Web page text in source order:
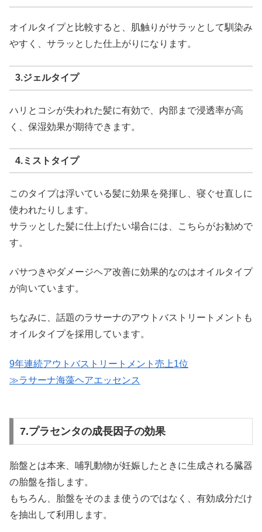
オイルタイプと比較すると、肌触りがサラッとして馴染み
やすく、サラッとした仕上がりになります。
3.ジェルタイプ
ハリとコシが失われた髪に有効で、内部まで浸透率が高
く、保湿効果が期待できます。
4.ミストタイプ
このタイプは浮いている髪に効果を発揮し、寝ぐせ直しに
使われたりします。
サラッとした髪に仕上げたい場合には、こちらがお勧めで
す。
パサつきやダメージヘア改善に効果的なのはオイルタイプ
が向いています。
ちなみに、話題のラサーナのアウトバストリートメントも
オイルタイプを採用しています。
9年連続アウトバストリートメント売上1位
≫ラサーナ海藻ヘアエッセンス
7.プラセンタの成長因子の効果
胎盤とは本来、哺乳動物が妊娠したときに生成される臓器
の胎盤を指します。
もちろん、胎盤をそのまま使うのではなく、有効成分だけ
を抽出して利用します。